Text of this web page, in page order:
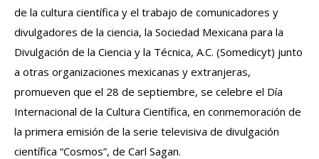
de la cultura científica y el trabajo de comunicadores y
divulgadores de la ciencia, la Sociedad Mexicana para la
Divulgación de la Ciencia y la Técnica, A.C. (Somedicyt) junto
a otras organizaciones mexicanas y extranjeras,
promueven que el 28 de septiembre, se celebre el Día
Internacional de la Cultura Científica, en conmemoración de
la primera emisión de la serie televisiva de divulgación
científica “Cosmos”, de Carl Sagan.